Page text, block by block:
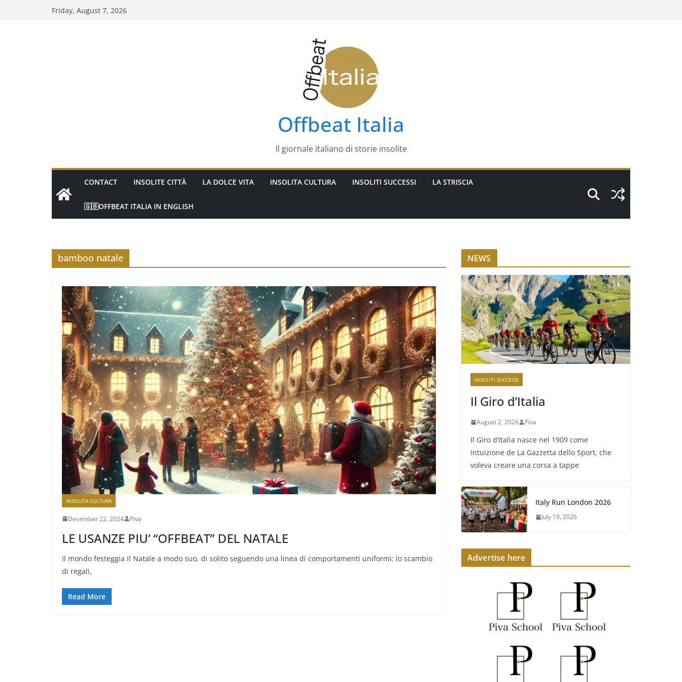
Friday, August 7, 2026
Offbeat Italia
Il giornale italiano di storie insolite
CONTACT INSOLITE CITTÀ LA DOLCE VITA INSOLITA CULTURA INSOLITI SUCCESSI LA STRISCIA
🇬🇧OFFBEAT ITALIA IN ENGLISH
bamboo natale
INSOLITA CULTURA
December 22, 2024 Piva
LE USANZE PIU’ “OFFBEAT” DEL NATALE
Il mondo festeggia il Natale a modo suo, di solito seguendo una linea di comportamenti uniformi: lo scambio
di regali,
Read More
NEWS
INSOLITI SUCCESSI
Il Giro d’Italia
August 2, 2026 Piva
Il Giro d’Italia nasce nel 1909 come
intuizione de La Gazzetta dello Sport, che
voleva creare una corsa a tappe
Italy Run London 2026
July 19, 2026
Advertise here